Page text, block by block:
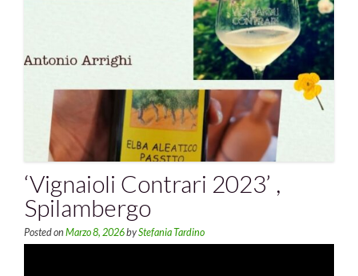
‘Vignaioli Contrari 2023’ ,
Spilambergo
Posted on Marzo 8, 2026byStefania Tardino